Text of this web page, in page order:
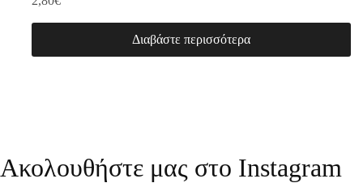
Διαβάστε περισσότερα
Ακολουθήστε μας στο Instagram